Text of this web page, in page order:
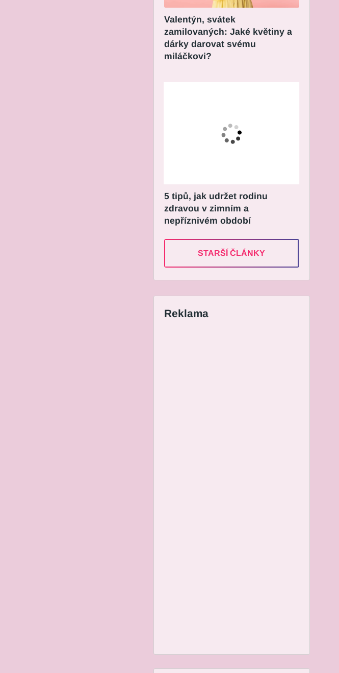
Valentýn, svátek
zamilovaných: Jaké květiny a
dárky darovat svému
miláčkovi?
5 tipů, jak udržet rodinu
zdravou v zimním a
nepříznivém období
STARŠÍ ČLÁNKY
Reklama